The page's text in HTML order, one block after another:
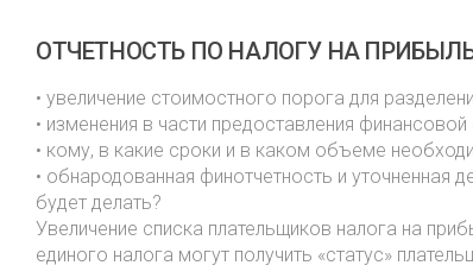
ОТЧЕТНОСТЬ ПО НАЛОГУ НА
• увеличение стоимостного порога для
• изменения в части предоставления финансовой
• кому, в какие сроки и в каком объеме
• обнародованная финотчетность и уточненная
будет делать?
Увеличение списка плательщиков налога на
единого налога могут получить «статус»